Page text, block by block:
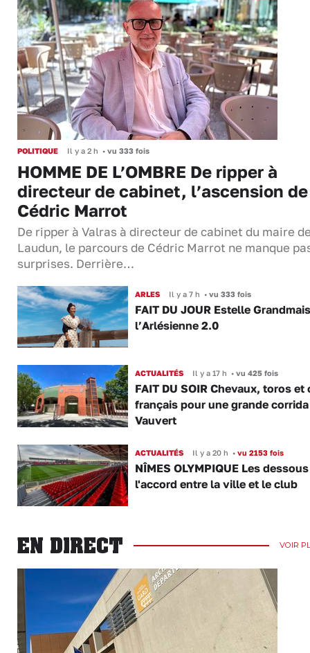
POLITIQUE Il y a 2 h • vu 333 fois
HOMME DE L’OMBRE De ripper à
directeur de cabinet, l’ascension de
Cédric Marrot
De ripper à Valras à directeur de cabinet du maire
Laudun, le parcours de Cédric Marrot ne manque
surprises. Derrière…
ARLES Il y a 7 h •vu 333 fois
FAIT DU JOUR Estelle
l’Arlésienne 2.0
ACTUALITÉS Il y a 17 h •vu 425 fois
FAIT DU SOIR Chevaux, toros et
français pour une grande corrida
Vauvert
ACTUALITÉS Il y a 20 h •vu 2153 fois
NÎMES OLYMPIQUE Les
l'accord entre la ville et le club
EN DIRECT VOIR